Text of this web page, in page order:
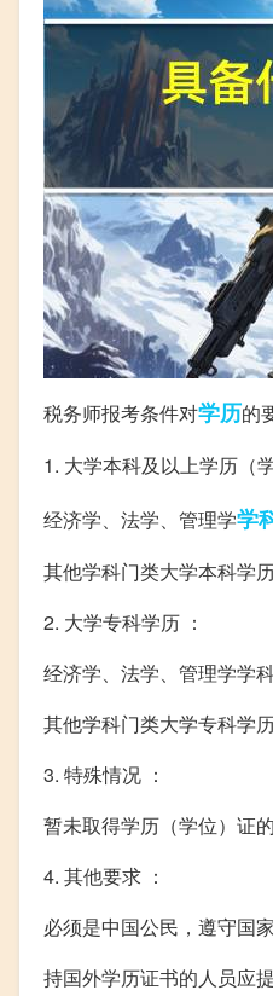
税务师报考条件对学历的
1. 大学本科及以上学历（
经济学、法学、管理学学
其他学科门类大学本科学
2. 大学专科学历 ：
经济学、法学、管理学学
其他学科门类大学专科学
3. 特殊情况 ：
暂未取得学历（学位）证
4. 其他要求 ：
必须是中国公民，遵守国
持国外学历证书的人员应